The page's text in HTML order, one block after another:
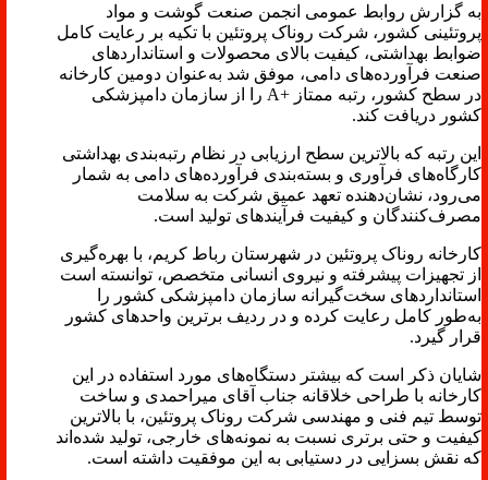
به گزارش روابط عمومی انجمن صنعت گوشت و مواد
پروتئینی کشور، شرکت روناک پروتئین با تکیه بر رعایت کامل
ضوابط بهداشتی، کیفیت بالای محصولات و استانداردهای
صنعت فرآورده‌های دامی، موفق شد به‌عنوان دومین کارخانه
در سطح کشور، رتبه ممتاز +A را از سازمان دامپزشکی
کشور دریافت کند.
این رتبه که بالاترین سطح ارزیابی در نظام رتبه‌بندی بهداشتی
کارگاه‌های فرآوری و بسته‌بندی فرآورده‌های دامی به شمار
می‌رود، نشان‌دهنده تعهد عمیق شرکت به سلامت
مصرف‌کنندگان و کیفیت فرآیندهای تولید است.
کارخانه روناک پروتئین در شهرستان رباط کریم، با بهره‌گیری
از تجهیزات پیشرفته و نیروی انسانی متخصص، توانسته است
استانداردهای سخت‌گیرانه سازمان دامپزشکی کشور را
به‌طور کامل رعایت کرده و در ردیف برترین واحدهای کشور
قرار گیرد.
شایان ذکر است که بیشتر دستگاه‌های مورد استفاده در این
کارخانه با طراحی خلاقانه جناب آقای میراحمدی و ساخت
توسط تیم فنی و مهندسی شرکت روناک پروتئین، با بالاترین
کیفیت و حتی برتری نسبت به نمونه‌های خارجی، تولید شده‌اند
که نقش بسزایی در دستیابی به این موفقیت داشته است.